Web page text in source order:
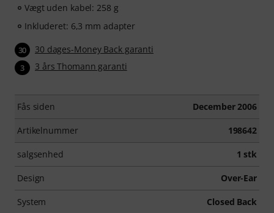
Vægt uden kabel: 258 g
Inkluderet: 6,3 mm adapter
30 30 dages-Money Back garanti
3 3 års Thomann garanti
Fås siden December 2006
Artikelnummer 198642
salgsenhed 1 stk
Design Over-Ear
System Closed Back